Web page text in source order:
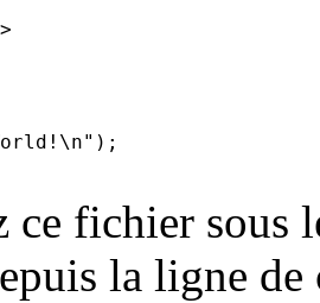
ce fichier sous
la ligne de